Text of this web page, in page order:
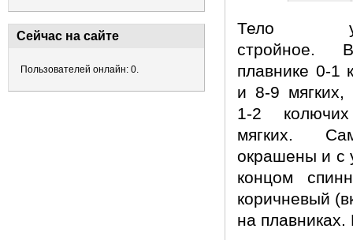
Сейчас на сайте
Пользователей онлайн: 0.
вкладка)
Тело
стройное.
плавнике 0-1
и 8-9
1-2
мягких.
окрашены и с
концом
коричневый
на